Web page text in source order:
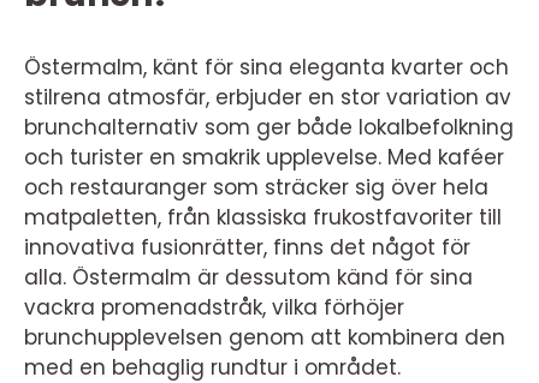
Östermalm, känt för sina eleganta kvarter och
stilrena atmosfär, erbjuder en stor variation av
brunchalternativ som ger både lokalbefolkning
och turister en smakrik upplevelse. Med kaféer
och restauranger som sträcker sig över hela
matpaletten, från klassiska frukostfavoriter till
innovativa fusionrätter, finns det något för
alla. Östermalm är dessutom känd för sina
vackra promenadstråk, vilka förhöjer
brunchupplevelsen genom att kombinera den
med en behaglig rundtur i området.